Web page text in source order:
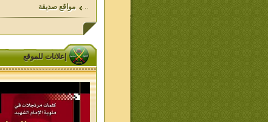
مواقع صديقة
إعلانات للموقع